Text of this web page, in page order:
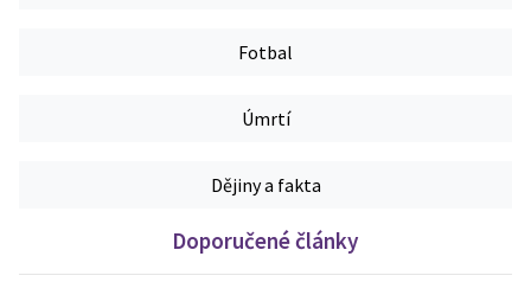
Fotbal
Úmrtí
Dějiny a fakta
Doporučené články